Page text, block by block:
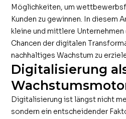
Möglichkeiten, um
Kunden zu gewinnen. In diesem
kleine und mittlere Unternehmen
Chancen der digitalen
nachhaltiges Wachstum zu
Digitalisierung
Digitalisierung ist längst nicht
sondern ein entscheidender